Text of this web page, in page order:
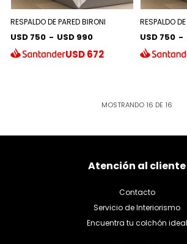
RESPALDO DE PARED BIRONI
USD 750 - USD 990
USD672
RESPALDO
USD 750 -
MOSTRANDO 16 DE 16
Atención al cliente
Contacto
Servicio de Interiorismo
Encuentra tu colchón ideal